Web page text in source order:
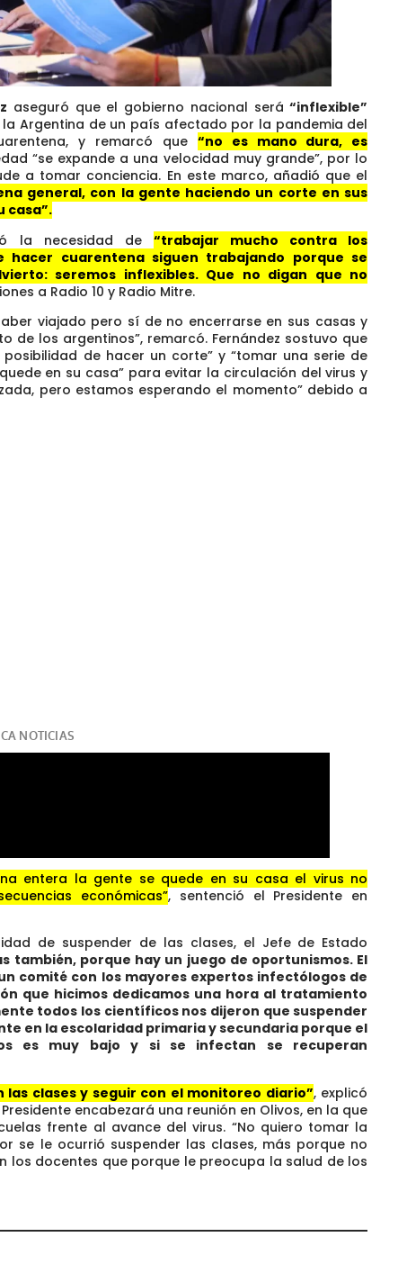
aseguró que el gobierno nacional será“inflexible”
Argentina de un país afectado por la pandemia del
y remarcó que “no es mano dura, es
“se expande a una velocidad muy grande”, por lo
a tomar conciencia. En este marco, añadió que el
general, con la gente haciendo un corte en sus
casa”.
la necesidad de “trabajar mucho contra los
hacer cuarentena siguen trabajando porque se
seremos inflexibles. Que no digan que no
a Radio 10 y Radio Mitre.
viajado pero sí de no encerrarse en sus casas y
de los argentinos”, remarcó. Fernández sostuvo que
de hacer un corte” y “tomar una serie de
en su casa” para evitar la circulación del virus y
pero estamos esperando el momento” debido a
entera la gente se quede en su casa el virus no
económicas”, sentenció el Presidente en
de suspender de las clases, el Jefe de Estado
también, porque hay un juego de oportunismos. El
comité con los mayores expertos infectólogos de
que hicimos dedicamos una hora al tratamiento
todos los científicos nos dijeron que suspender
en la escolaridad primaria y secundaria porque el
es muy bajo y si se infectan se recuperan
las clases y seguir con el monitoreo diario”, explicó
encabezará una reunión en Olivos, en la que
frente al avance del virus. “No quiero tomar la
se le ocurrió suspender las clases, más porque no
los docentes que porque le preocupa la salud de los